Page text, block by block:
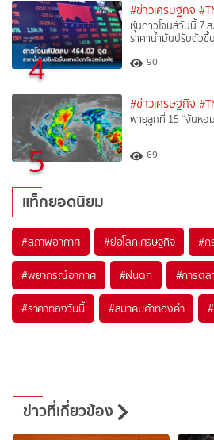
4
#ข่าวเศรษฐกิจ
หุ้นดาวโจนส์วันนี้ 7
ราคาน้ำมันปรับตัวขึ้
90
5
#ข่าวเศรษฐกิจ
พายุลูกที่ 15 “จันหอ
69
แท็กยอดนิยม
#สภาพอากาศ #ย่อโลกเศรษฐกิจ #ก
#พยากรณ์อากาศ #ฝนตก #การตล
#ราคาทองวันนี้ #สมาคมค้าทองคำ #
ข่าวที่เกี่ยวข้อง